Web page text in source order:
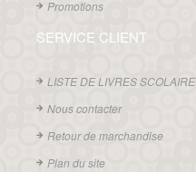
Promotions
SERVICE CLIENT
LISTE DE LIVRES SCOLAIRE
Nous contacter
Retour de marchandise
Plan du site